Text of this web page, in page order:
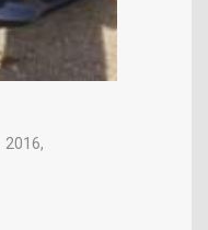
2016